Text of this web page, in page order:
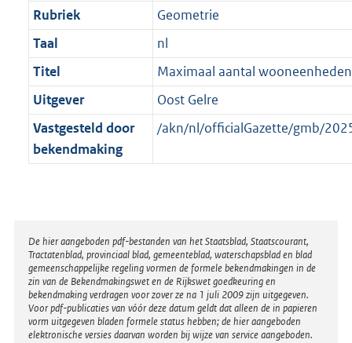
Rubriek
Geometrie
Taal
nl
Titel
Maximaal aantal
Uitgever
Oost Gelre
Vastgesteld door
bekendmaking
/akn/nl/officialGazette/gmb/
Disclaimer
De hier aangeboden pdf-bestanden van het Staatsblad, Staatscourant,
Tractatenblad, provinciaal blad, gemeenteblad, waterschapsblad en blad
gemeenschappelijke regeling vormen de formele bekendmakingen in de
zin van de Bekendmakingswet en de Rijkswet goedkeuring en
bekendmaking verdragen voor zover ze na 1 juli 2009 zijn uitgegeven.
Voor pdf-publicaties van vóór deze datum geldt dat alleen de in papieren
vorm uitgegeven bladen formele status hebben; de hier aangeboden
elektronische versies daarvan worden bij wijze van service aangeboden.